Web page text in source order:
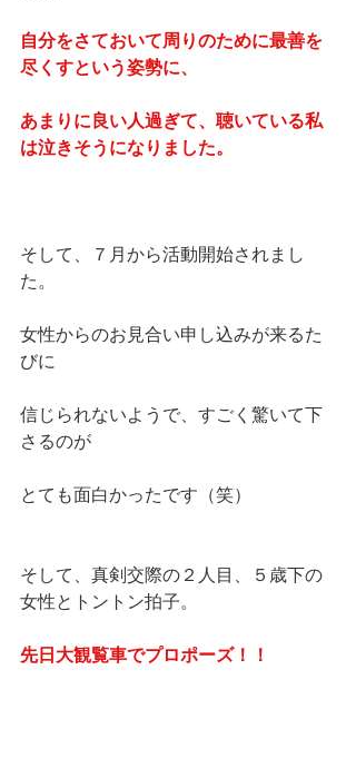
自分をさておいて周りのために最善を
尽くすという姿勢に、
あまりに良い人過ぎて、聴いている私
は泣きそうになりました。
そして、７月から活動開始されまし
た。
女性からのお見合い申し込みが来るた
びに
信じられないようで、すごく驚いて下
さるのが
とても面白かったです（笑）
そして、真剣交際の２人目、５歳下の
女性とトントン拍子。
先日大観覧車でプロポーズ！！